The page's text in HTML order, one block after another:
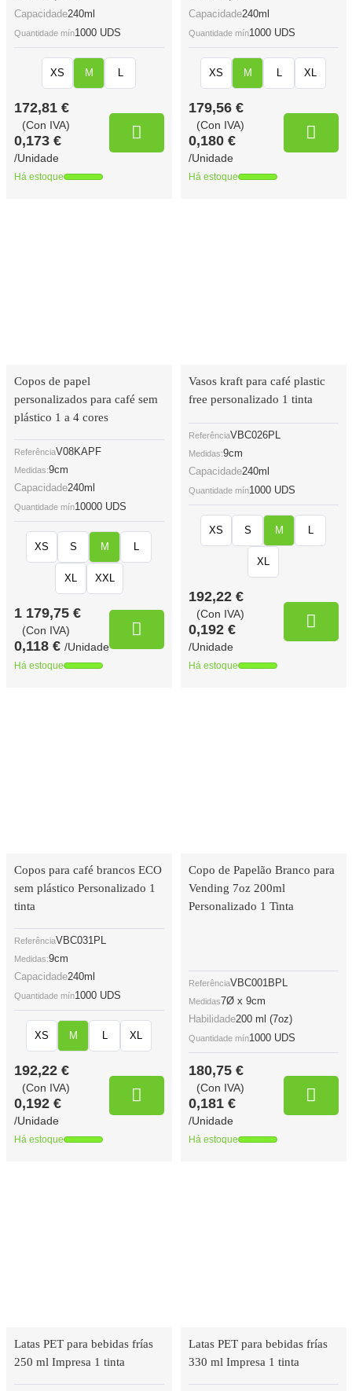
Capacidade240ml
Quantidade mín1000 UDS
XS M L
172,81 €
(Con IVA)
0,173 €
/Unidade
Há estoque
Capacidade240ml
Quantidade mín1000 UDS
XS M L XL
179,56 €
(Con IVA)
0,180 €
/Unidade
Há estoque
Copos de papel
personalizados para café sem
plástico 1 a 4 cores
ReferênciaV08KAPF
Medidas:9cm
Capacidade240ml
Quantidade mín10000 UDS
XS S M L
XL XXL
1 179,75 €
(Con IVA)
0,118 € /Unidade
Há estoque
Vasos kraft para café plastic
free personalizado 1 tinta
ReferênciaVBC026PL
Medidas:9cm
Capacidade240ml
Quantidade mín1000 UDS
XS S M L
XL
192,22 €
(Con IVA)
0,192 €
/Unidade
Há estoque
Copos para café brancos ECO
sem plástico Personalizado 1
tinta
ReferênciaVBC031PL
Medidas:9cm
Capacidade240ml
Quantidade mín1000 UDS
XS M L XL
192,22 €
(Con IVA)
0,192 €
/Unidade
Há estoque
Copo de Papelão Branco para
Vending 7oz 200ml
Personalizado 1 Tinta
ReferênciaVBC001BPL
Medidas7Ø x 9cm
Habilidade200 ml (7oz)
Quantidade mín1000 UDS
180,75 €
(Con IVA)
0,181 €
/Unidade
Há estoque
Latas PET para bebidas frías
250 ml Impresa 1 tinta
Latas PET para bebidas frías
330 ml Impresa 1 tinta